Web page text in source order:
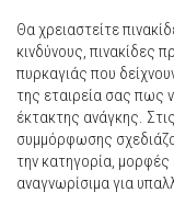
Θα χρειαστείτε
κινδύνους, πινακίδες
πυρκαγιάς που
της εταιρεία σας πως
έκτακτης ανάγκης.
συμμόρφωσης
την κατηγορία, μορφές
αναγνωρίσιμα για